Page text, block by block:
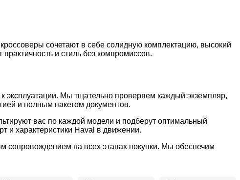
сочетают в себе солидную комплектацию, высокий
и стиль без компромиссов.
эксплуатации. Мы тщательно проверяем каждый экземпляр,
и полным пакетом документов.
вас по каждой модели и подберут оптимальный
и характеристики Haval в движении.
сопровождением на всех этапах покупки. Мы обеспечим